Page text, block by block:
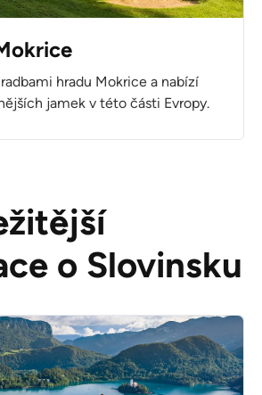
hradu Mokrice a nabízí
jamek v této části Evropy.
o Slovinsku